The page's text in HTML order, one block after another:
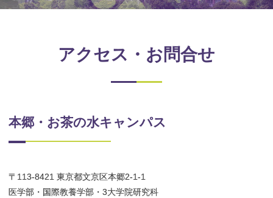
アクセス・お問合せ
本郷・お茶の水キャンパス
〒113-8421 東京都文京区本郷2-1-1
医学部・国際教養学部・3大学院研究科